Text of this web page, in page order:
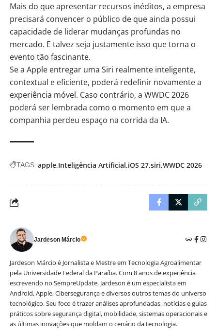
Mais do que apresentar recursos inéditos, a empresa
precisará convencer o público de que ainda possui
capacidade de liderar mudanças profundas no
mercado. E talvez seja justamente isso que torna o
evento tão fascinante.
Se a Apple entregar uma Siri realmente inteligente,
contextual e eficiente, poderá redefinir novamente a
experiência móvel. Caso contrário, a WWDC 2026
poderá ser lembrada como o momento em que a
companhia perdeu espaço na corrida da IA.
TAGS: apple Inteligência Artificial iOS 27 siri WWDC 2026
Jardeson Márcio
Jardeson Márcio é Jornalista e Mestre em Tecnologia Agroalimentar
pela Universidade Federal da Paraíba. Com 8 anos de experiência
escrevendo no SempreUpdate, Jardeson é um especialista em
Android, Apple, Cibersegurança e diversos outros temas do universo
tecnológico. Seu foco é trazer análises aprofundadas, notícias e guias
práticos sobre segurança digital, mobilidade, sistemas operacionais e
as últimas inovações que moldam o cenário da tecnologia.